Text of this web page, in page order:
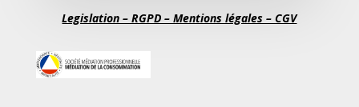
Legislation – RGPD – Mentions légales – CGV